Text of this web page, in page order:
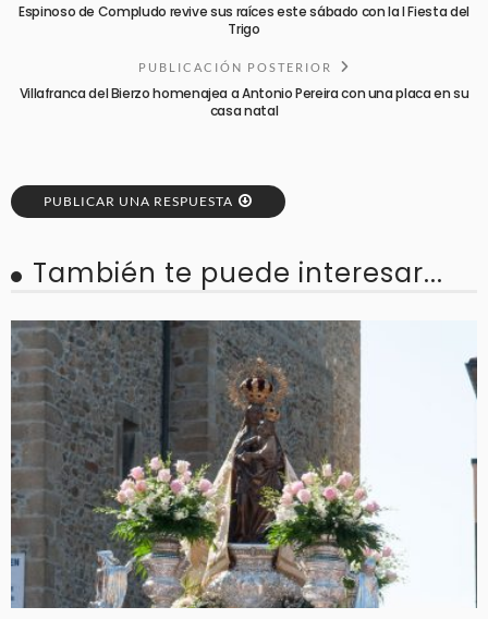
Espinoso de Compludo revive sus raíces este sábado con la I Fiesta del
Trigo
PUBLICACIÓN POSTERIOR
Villafranca del Bierzo homenajea a Antonio Pereira con una placa en su
casa natal
PUBLICAR UNA RESPUESTA
También te puede interesar...